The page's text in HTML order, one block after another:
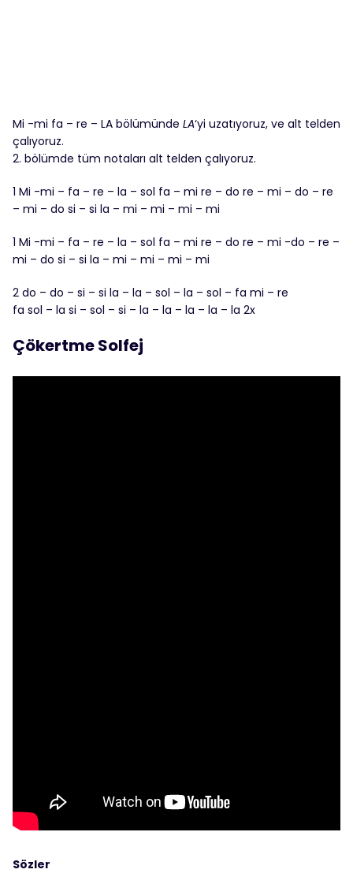
Mi -mi fa – re – LA bölümünde LA‘yi uzatıyoruz, ve alt telden
çalıyoruz.
2. bölümde tüm notaları alt telden çalıyoruz.
1 Mi -mi – fa – re – la – sol fa – mi re – do re – mi – do – re
– mi – do si – si la – mi – mi – mi – mi
1 Mi -mi – fa – re – la – sol fa – mi re – do re – mi -do – re –
mi – do si – si la – mi – mi – mi – mi
2 do – do – si – si la – la – sol – la – sol – fa mi – re
fa sol – la si – sol – si – la – la – la – la – la 2x
Çökertme Solfej
Sözler